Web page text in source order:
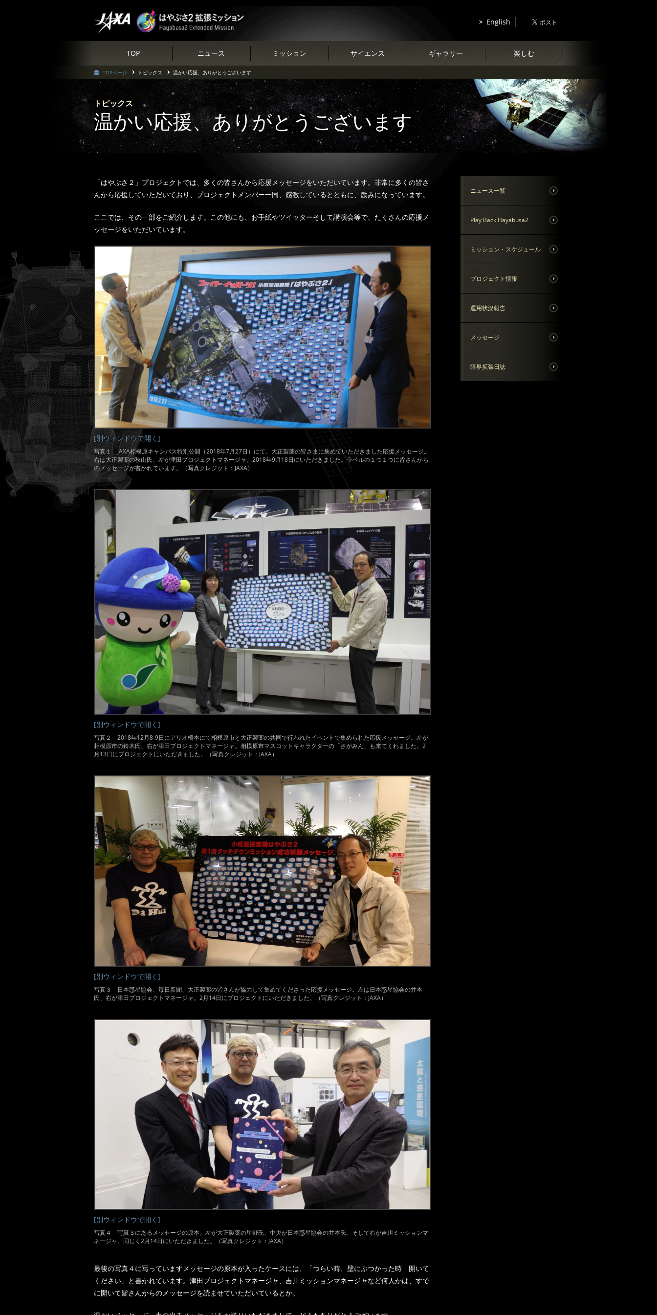
English
TOP ニュース ミッション サイエンス ギャラリー 楽しむ
TOPページ トピックス 温かい応援、ありがとうございます
トピックス
温かい応援、ありがとうございます
「はやぶさ２」プロジェクトでは、多くの皆さんから応援メッセージをいただいています。非常に多くの皆さ
んから応援していただいており、プロジェクトメンバー一同、感激しているとともに、励みになっています。
ここでは、その一部をご紹介します。この他にも、お手紙やツイッターそして講演会等で、たくさんの応援メ
ッセージをいただいています。
[別ウィンドウで開く]
写真１ JAXA相模原キャンパス特別公開（2018年7月27日）にて、大正製薬の皆さまに集めていただきました応援メッセージ。
右は大正製薬の秋山氏、左が津田プロジェクトマネージャ。2018年9月18日にいただきました。ラベルの１つ１つに皆さんから
のメッセージが書かれています。（写真クレジット：JAXA）
[別ウィンドウで開く]
写真２ 2018年12月8-9日にアリオ橋本にて相模原市と大正製薬の共同で行われたイベントで集められた応援メッセージ。左が
相模原市の鈴木氏、右が津田プロジェクトマネージャ。相模原市マスコットキャラクターの「さがみん」も来てくれました。2
月13日にプロジェクトにいただきました。（写真クレジット：JAXA）
[別ウィンドウで開く]
写真３ 日本惑星協会、毎日新聞、大正製薬の皆さんが協力して集めてくださった応援メッセージ。左は日本惑星協会の井本
氏、右が津田プロジェクトマネージャ。2月14日にプロジェクトにいただきました。（写真クレジット：JAXA）
[別ウィンドウで開く]
写真４ 写真３にあるメッセージの原本。左が大正製薬の星野氏、中央が日本惑星協会の井本氏、そして右が吉川ミッションマ
ネージャ。同じく2月14日にいただきました。（写真クレジット：JAXA）
最後の写真４に写っていますメッセージの原本が入ったケースには、「つらい時、壁にぶつかった時 開いて
ください」と書かれています。津田プロジェクトマネージャ、吉川ミッションマネージャなど何人かは、すで
に開いて皆さんからのメッセージを読ませていただいているとか。
ニュース一覧
Play Back Hayabusa2
ミッション・スケジュール
プロジェクト情報
運用状況報告
メッセージ
限界拡張日誌